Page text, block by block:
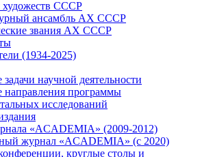
художеств СССР
ансамбль АХ СССР
звания АХ СССР
(1934-2025)
научной деятельности
программы
исследований
«ACADEMIA» (2009-2012)
журнал «ACADEMIA» (с 2020)
круглые столы и